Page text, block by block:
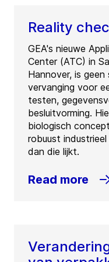
Reality
GEA's nieuwe
Center (ATC) in
Hannover, is
vervanging voor
testen,
besluitvorming.
biologisch
robuust
dan die lijkt.
Read more